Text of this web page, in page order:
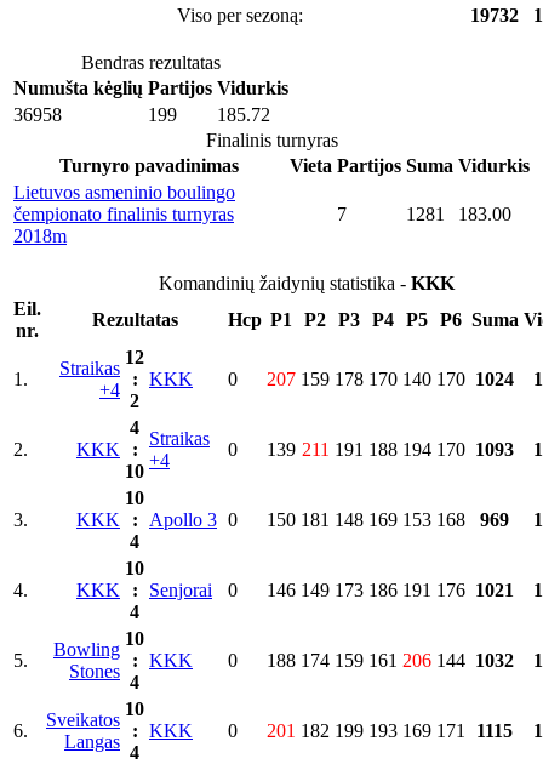
Viso per sezoną: 19732
Bendras rezultatas
Numušta kėglių Partijos Vidurkis
36958
199
185.72
Finalinis turnyras
Turnyro pavadinimas
Vieta Partijos Suma Vidurkis
Lietuvos asmeninio boulingo
čempionato finalinis turnyras
2018m
7 1281 183.00
Komandinių žaidynių statistika - KKK
Eil.
nr.
Rezultatas Hcp P1 P2 P3 P4 P5 P6 Suma
1.
Straikas
+4
12
:
2
KKK 0 207 159 178 170 140 170 1024
2. KKK
4
:
10
Straikas
+4
0 139 211 191 188 194 170 1093
3. KKK
10
:
4
Apollo 3 0 150 181 148 169 153 168 969
4. KKK
10
:
4
Senjorai 0 146 149 173 186 191 176 1021
5.
Bowling
Stones
10
:
4
KKK 0 188 174 159 161 206 144 1032
6.
Sveikatos
Langas
10
:
4
KKK 0 201 182 199 193 169 171 1115